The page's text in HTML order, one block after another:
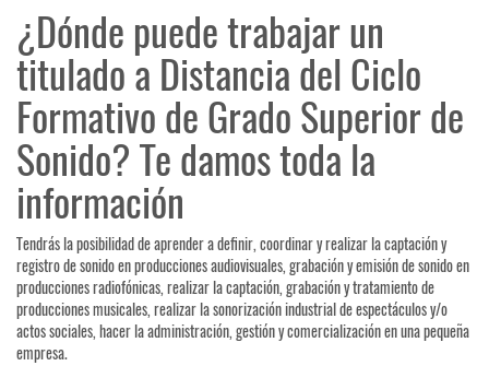
¿Dónde puede trabajar un
titulado a Distancia del Ciclo
Formativo de Grado Superior de
Sonido? Te damos toda la
información
Tendrás la posibilidad de aprender a definir, coordinar y realizar la captación y
registro de sonido en producciones audiovisuales, grabación y emisión de sonido en
producciones radiofónicas, realizar la captación, grabación y tratamiento de
producciones musicales, realizar la sonorización industrial de espectáculos y/o
actos sociales, hacer la administración, gestión y comercialización en una pequeña
empresa.